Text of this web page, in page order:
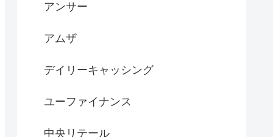
アンサー
アムザ
デイリーキャッシング
ユーファイナンス
中央リテール